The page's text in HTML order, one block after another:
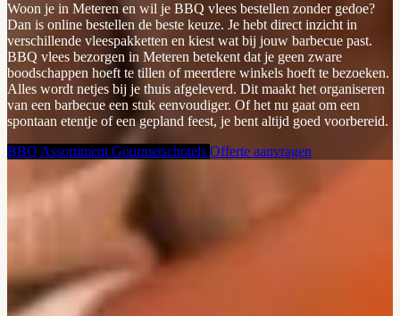
Woon je in Meteren en wil je BBQ vlees bestellen zonder gedoe?
Dan is online bestellen de beste keuze. Je hebt direct inzicht in
verschillende vleespakketten en kiest wat bij jouw barbecue past.
BBQ vlees bezorgen in Meteren betekent dat je geen zware
boodschappen hoeft te tillen of meerdere winkels hoeft te bezoeken.
Alles wordt netjes bij je thuis afgeleverd. Dit maakt het organiseren
van een barbecue een stuk eenvoudiger. Of het nu gaat om een
spontaan etentje of een gepland feest, je bent altijd goed voorbereid.
BBQ Assortiment Gourmetschotels Offerte aanvragen